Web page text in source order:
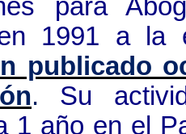
para
1991 a la
publicado
. Su
1 año en el